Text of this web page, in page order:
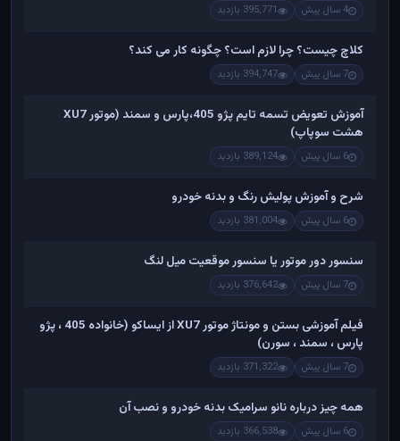
4 سال پیش 395,771 بازدید
کلاچ چیست؟ چرا لازم است؟ چگونه کار می کند؟
7 سال پیش 394,747 بازدید
آموزش تعویض تسمه تایم پژو 405،پارس و سمند (موتور XU7
هشت سوپاپ)
6 سال پیش 389,124 بازدید
شرح و آموزش پولیش رنگ و بدنه خودرو
6 سال پیش 381,004 بازدید
سنسور دور موتور یا سنسور موقعیت میل لنگ
7 سال پیش 376,642 بازدید
فیلم آموزشی بستن و مونتاژ موتور XU7 از ایساکو (خانواده 405 ، پژو
پارس ، سمند ، سورن)
7 سال پیش 371,322 بازدید
همه چیز درباره نانو سرامیک بدنه خودرو و نصب آن
6 سال پیش 366,538 بازدید